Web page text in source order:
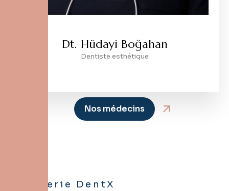
Dt. Hüdayi Boğahan
Dentiste esthétique
Nos médecins
Galerie DentX